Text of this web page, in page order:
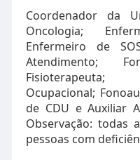
Coordenador da
Oncologia;
Enfermeiro de
Atendimento;
Fisioterapeuta;
Ocupacional;
de CDU e Auxiliar
Observação: todas
pessoas com